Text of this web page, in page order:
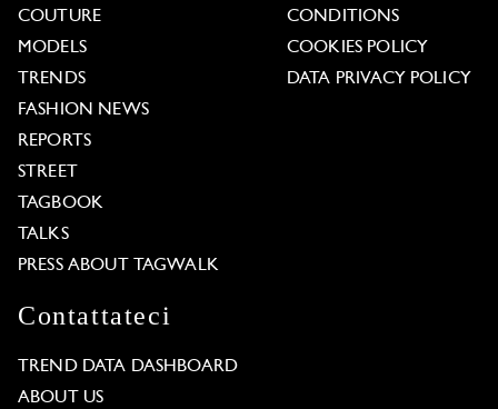
COUTURE
MODELS
TRENDS
FASHION NEWS
REPORTS
STREET
TAGBOOK
TALKS
PRESS ABOUT TAGWALK
CONDITIONS
COOKIES POLICY
DATA PRIVACY POLICY
Contattateci
TREND DATA DASHBOARD
ABOUT US